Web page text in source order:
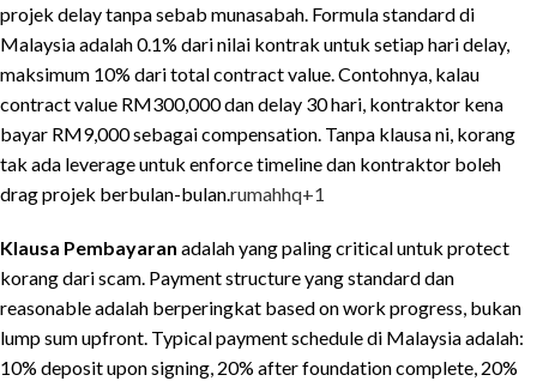
projek delay tanpa sebab munasabah. Formula standard di
Malaysia adalah 0.1% dari nilai kontrak untuk setiap hari delay,
maksimum 10% dari total contract value. Contohnya, kalau
contract value RM300,000 dan delay 30 hari, kontraktor kena
bayar RM9,000 sebagai compensation. Tanpa klausa ni, korang
tak ada leverage untuk enforce timeline dan kontraktor boleh
drag projek berbulan-bulan.rumahhq+1
Klausa Pembayaran adalah yang paling critical untuk protect
korang dari scam. Payment structure yang standard dan
reasonable adalah berperingkat based on work progress, bukan
lump sum upfront. Typical payment schedule di Malaysia adalah:
10% deposit upon signing, 20% after foundation complete, 20%